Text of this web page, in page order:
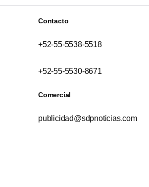
Contacto
+52-55-5538-5518
+52-55-5530-8671
Comercial
publicidad@sdpnoticias.com